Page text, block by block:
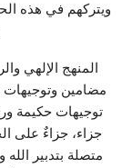
ويتركهم في هذه
المنهج الإلهي
مضامين وتوجيهات
توجيهات حكيمة
جزاء، جزاءٌ على
متصلة بتدبير